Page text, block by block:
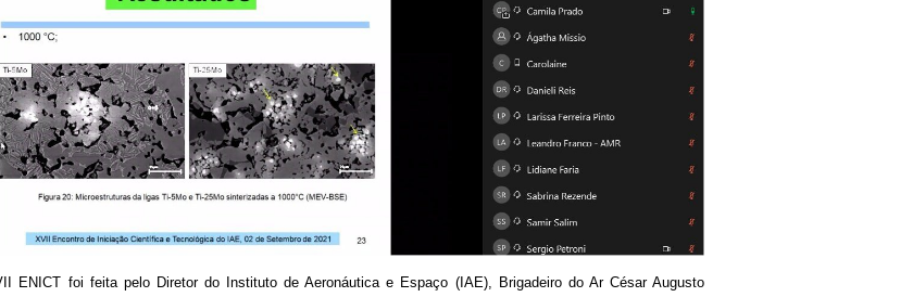
ENICT foi feita pelo Diretor do Instituto de Aeronáutica e Espaço (IAE), Brigadeiro do Ar César Augusto